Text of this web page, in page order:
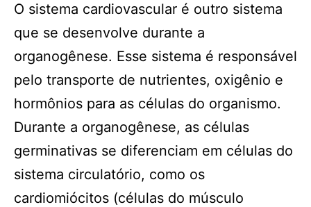
O sistema cardiovascular é outro sistema
que se desenvolve durante a
organogênese. Esse sistema é responsável
pelo transporte de nutrientes, oxigênio e
hormônios para as células do organismo.
Durante a organogênese, as células
germinativas se diferenciam em células do
sistema circulatório, como os
cardiomiócitos (células do músculo